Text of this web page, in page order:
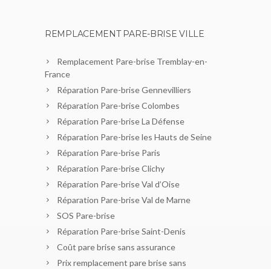
REMPLACEMENT PARE-BRISE VILLE
Remplacement Pare-brise Tremblay-en-
France
Réparation Pare-brise Gennevilliers
Réparation Pare-brise Colombes
Réparation Pare-brise La Défense
Réparation Pare-brise les Hauts de Seine
Réparation Pare-brise Paris
Réparation Pare-brise Clichy
Réparation Pare-brise Val d’Oise
Réparation Pare-brise Val de Marne
SOS Pare-brise
Réparation Pare-brise Saint-Denis
Coût pare brise sans assurance
Prix remplacement pare brise sans